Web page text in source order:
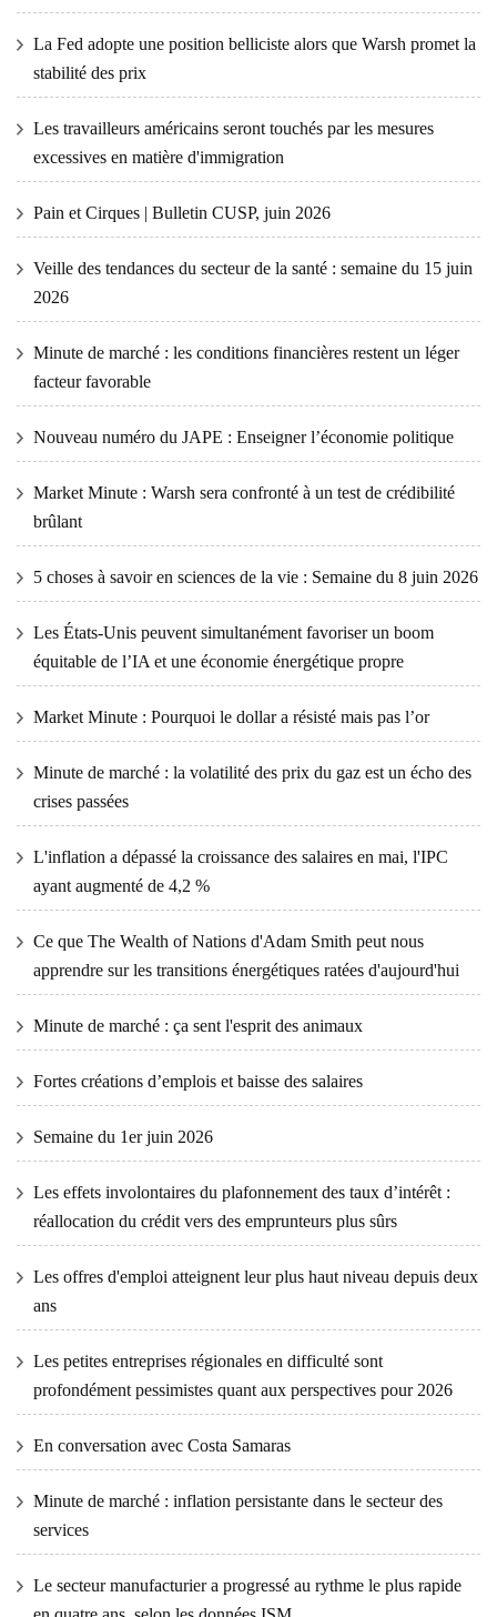
La Fed adopte une position belliciste alors que Warsh promet la
stabilité des prix
Les travailleurs américains seront touchés par les mesures
excessives en matière d'immigration
Pain et Cirques | Bulletin CUSP, juin 2026
Veille des tendances du secteur de la santé : semaine du 15 juin
2026
Minute de marché : les conditions financières restent un léger
facteur favorable
Nouveau numéro du JAPE : Enseigner l’économie politique
Market Minute : Warsh sera confronté à un test de crédibilité
brûlant
5 choses à savoir en sciences de la vie : Semaine du 8 juin 2026
Les États-Unis peuvent simultanément favoriser un boom
équitable de l’IA et une économie énergétique propre
Market Minute : Pourquoi le dollar a résisté mais pas l’or
Minute de marché : la volatilité des prix du gaz est un écho des
crises passées
L'inflation a dépassé la croissance des salaires en mai, l'IPC
ayant augmenté de 4,2 %
Ce que The Wealth of Nations d'Adam Smith peut nous
apprendre sur les transitions énergétiques ratées d'aujourd'hui
Minute de marché : ça sent l'esprit des animaux
Fortes créations d’emplois et baisse des salaires
Semaine du 1er juin 2026
Les effets involontaires du plafonnement des taux d’intérêt :
réallocation du crédit vers des emprunteurs plus sûrs
Les offres d'emploi atteignent leur plus haut niveau depuis deux
ans
Les petites entreprises régionales en difficulté sont
profondément pessimistes quant aux perspectives pour 2026
En conversation avec Costa Samaras
Minute de marché : inflation persistante dans le secteur des
services
Le secteur manufacturier a progressé au rythme le plus rapide